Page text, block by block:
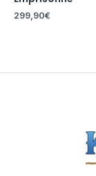
299,90€